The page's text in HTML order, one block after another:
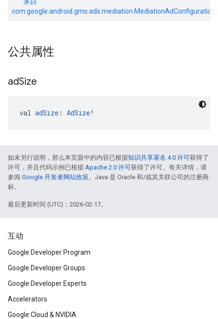
com.google.android.gms.ads.mediation.MediationAdConfiguration
公共属性
adSize
val adSize : AdSize!
如未另行说明，那么本页面中的内容已根据知识共享署名 4.0 许可获得了
许可，并且代码示例已根据 Apache 2.0 许可获得了许可。有关详情，请
参阅 Google 开发者网站政策。Java 是 Oracle 和/或其关联公司的注册商
标。
最后更新时间 (UTC)：2026-02-17。
互动
Google Developer Program
Google Developer Groups
Google Developer Experts
Accelerators
Google Cloud & NVIDIA